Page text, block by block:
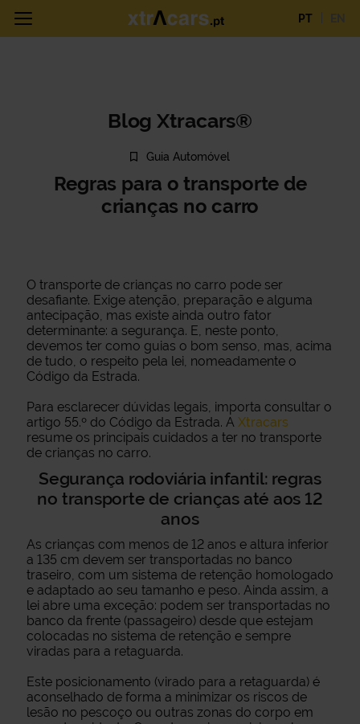
PT
Blog Xtracars®
Guia Automóvel
Regras para o transporte de
crianças no carro
O transporte de crianças no carro pode ser
desafiante. Exige atenção, preparação e alguma
antecipação, mas existe ainda outro fator
determinante: a segurança. E, neste ponto,
devemos ter como guias o bom senso, mas, acima
de tudo, o respeito pela lei, nomeadamente o
Código da Estrada.
Para esclarecer dúvidas legais, importa consultar o
artigo 55.º do Código da Estrada. A Xtracars
resume os principais cuidados a ter no transporte
de crianças no carro.
Segurança rodoviária infantil: regras
no transporte de crianças até aos 12
anos
As crianças com menos de 12 anos e altura inferior
a 135 cm devem ser transportadas no banco
traseiro, com um sistema de retenção homologado
e adaptado ao seu tamanho e peso. Ainda assim, a
lei abre uma exceção: podem ser transportadas no
banco da frente (passageiro) desde que estejam
colocadas no sistema de retenção e sempre
viradas para a retaguarda.
Este posicionamento (virado para a retaguarda) é
aconselhado de forma a minimizar os riscos de
lesão no pescoço ou outras zonas do corpo em